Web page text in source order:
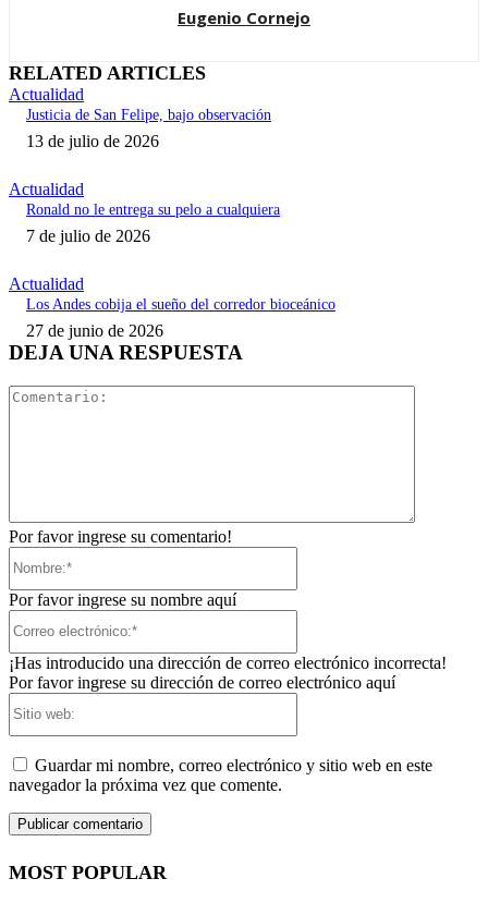
Eugenio Cornejo
RELATED ARTICLES
Actualidad
Justicia de San Felipe, bajo observación
13 de julio de 2026
Actualidad
Ronald no le entrega su pelo a cualquiera
7 de julio de 2026
Actualidad
Los Andes cobija el sueño del corredor bioceánico
27 de junio de 2026
DEJA UNA RESPUESTA
Por favor ingrese su comentario!
Por favor ingrese su nombre aquí
¡Has introducido una dirección de correo electrónico incorrecta!
Por favor ingrese su dirección de correo electrónico aquí
Guardar mi nombre, correo electrónico y sitio web en este
navegador la próxima vez que comente.
MOST POPULAR